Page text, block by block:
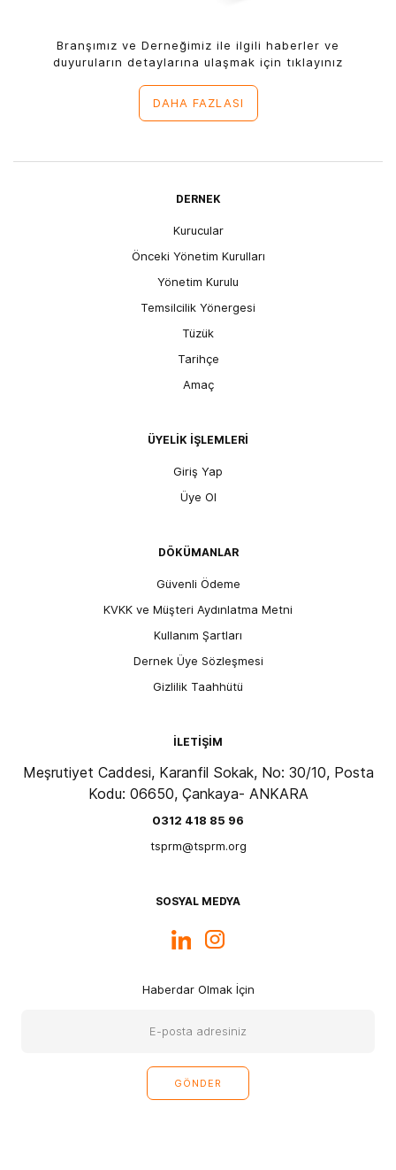
Branşımız ve Derneğimiz ile ilgili haberler ve
duyuruların detaylarına ulaşmak için tıklayınız
DAHA FAZLASI
DERNEK
Kurucular
Önceki Yönetim Kurulları
Yönetim Kurulu
Temsilcilik Yönergesi
Tüzük
Tarihçe
Amaç
ÜYELİK İŞLEMLERİ
Giriş Yap
Üye Ol
DÖKÜMANLAR
Güvenli Ödeme
KVKK ve Müşteri Aydınlatma Metni
Kullanım Şartları
Dernek Üye Sözleşmesi
Gizlilik Taahhütü
İLETİŞİM
Meşrutiyet Caddesi, Karanfil Sokak, No: 30/10, Posta
Kodu: 06650, Çankaya- ANKARA
0312 418 85 96
tsprm@tsprm.org
SOSYAL MEDYA
Haberdar Olmak İçin